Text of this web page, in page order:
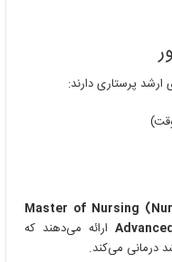
ارشد پرستاری دارند:
Master of Nursing
ارائه می‌دهند که
درمانی می‌کند.